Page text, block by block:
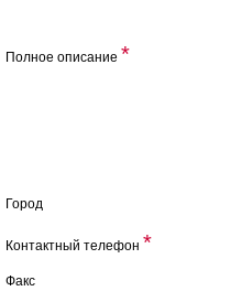
Полное описание *
Город
Контактный телефон *
Факс